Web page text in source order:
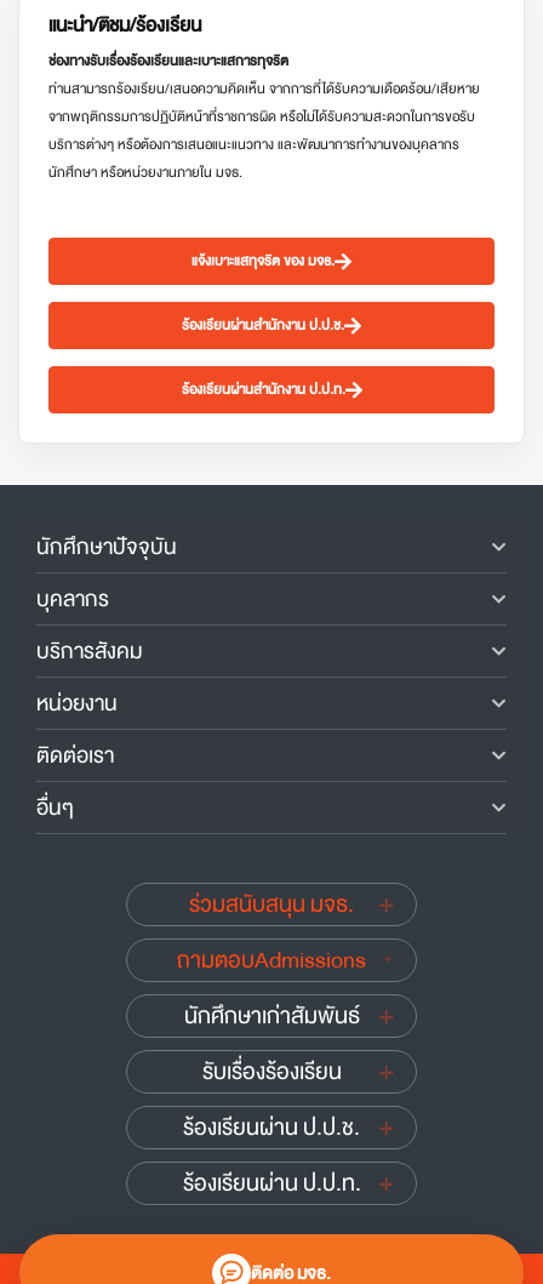
แนะนำ/ติชม/ร้องเรียน
ช่องทางรับเรื่องร้องเรียนและเบาะแสการทุจริต
ท่านสามารถร้องเรียน/เสนอความคิดเห็น จากการที่ได้รับความเดือดร้อน/เสียหาย
จากพฤติกรรมการปฏิบัติหน้าที่ราชการผิด หรือไม่ได้รับความสะดวกในการขอรับ
บริการต่างๆ หรือต้องการเสนอแนะแนวทาง และพัฒนาการทำงานของบุคลากร
นักศึกษา หรือหน่วยงานภายใน มจธ.
แจ้งเบาะแสทุจริต ของ มจธ.
ร้องเรียนผ่านสำนักงาน ป.ป.ช.
ร้องเรียนผ่านสำนักงาน ป.ป.ท.
ติดต่อ มจธ.
นักศึกษาปัจจุบัน
บุคลากร
บริการสังคม
หน่วยงาน
ติดต่อเรา
อื่นๆ
ร่วมสนับสนุน มจธ.
ถามตอบAdmissions
นักศึกษาเก่าสัมพันธ์
รับเรื่องร้องเรียน
ร้องเรียนผ่าน ป.ป.ช.
ร้องเรียนผ่าน ป.ป.ท.